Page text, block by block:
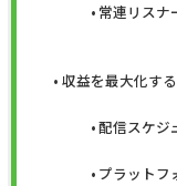
常連リスナ
収益を最大化す
配信スケジ
プラットフ